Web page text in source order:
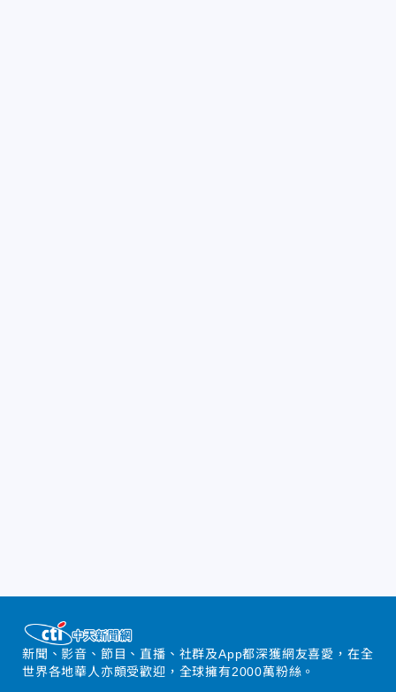
新聞、影音、節目、直播、社群及App都深獲網友喜愛，在全
世界各地華人亦頗受歡迎，全球擁有2000萬粉絲。